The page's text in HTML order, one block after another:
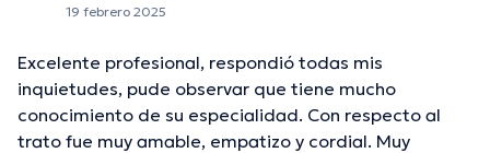
19 febrero 2025
Excelente profesional, respondió todas mis
inquietudes, pude observar que tiene mucho
conocimiento de su especialidad. Con respecto al
trato fue muy amable, empatizo y cordial. Muy